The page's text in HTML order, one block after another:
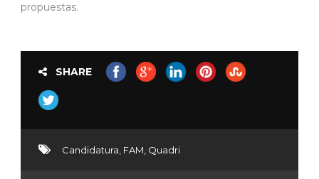
propuestas.
SHARE
Candidatura FAM Quadri